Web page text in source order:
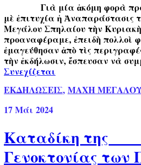
Γιὰ μία ἀκόμη φορὰ
μὲ ἐπιτυχία ἡ Ἀναπαράστασις
Μεγάλου Σπηλαίου τὴν
προαναφέραμε, ἐπειδὴ πολλοὶ
ἐμαγεύθησαν ἀπὸ τὶς
τὴν ἐκδήλωσιν, ἔσπευσαν νὰ
Συνεχίζεται
ΕΚΔΗΛΩΣΕΙΣ, ΜΑΧΗ
17Μάι 2024
Καταδίκη
Γενοκτονίας των